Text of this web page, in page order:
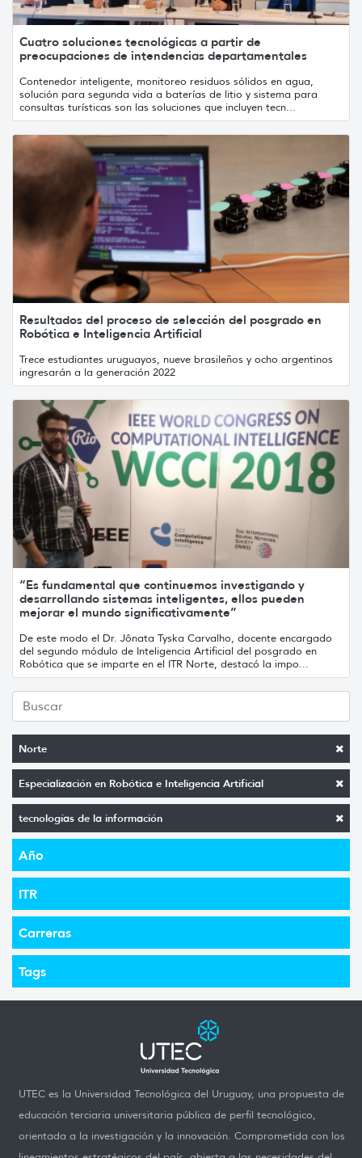
Norte
Especialización en Robótica e Inteligencia Artificial
tecnologías de la información
Año
ITR
Carreras
Tags
Cuatro soluciones tecnológicas a partir de
preocupaciones de intendencias departamentales
Contenedor inteligente, monitoreo residuos sólidos en agua,
solución para segunda vida a baterías de litio y sistema para
consultas turísticas son las soluciones que incluyen tecn...
Resultados del proceso de selección del posgrado en
Robótica e Inteligencia Artificial
Trece estudiantes uruguayos, nueve brasileños y ocho argentinos
ingresarán a la generación 2022
“Es fundamental que continuemos investigando y
desarrollando sistemas inteligentes, ellos pueden
mejorar el mundo significativamente”
De este modo el Dr. Jônata Tyska Carvalho, docente encargado
del segundo módulo de Inteligencia Artificial del posgrado en
Robótica que se imparte en el ITR Norte, destacó la impo...
UTEC es la Universidad Tecnológica del Uruguay, una propuesta de
educación terciaria universitaria pública de perfil tecnológico,
orientada a la investigación y la innovación. Comprometida con los